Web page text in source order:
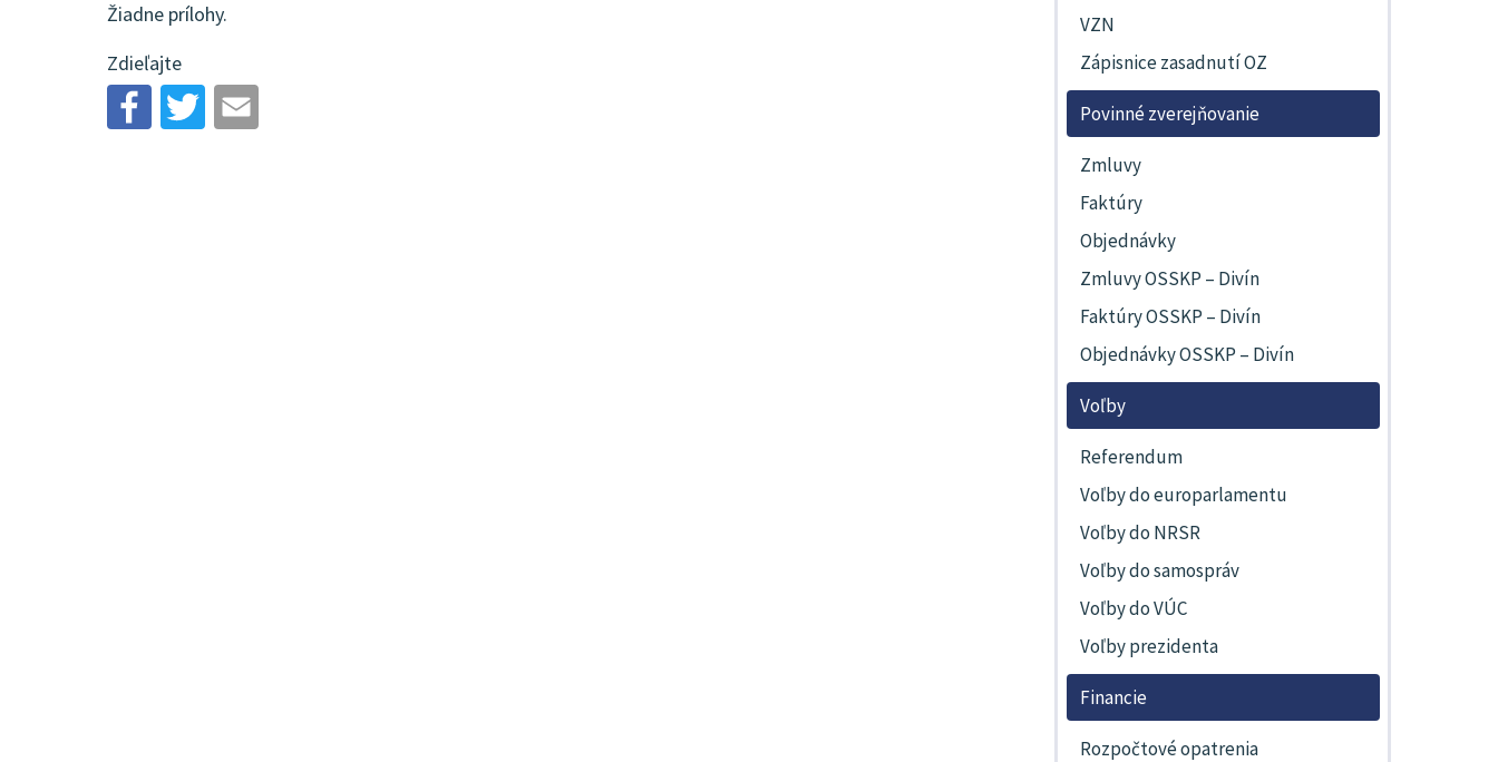
Žiadne prílohy.
Zdieľajte
VZN
Zápisnice zasadnutí OZ
Povinné zverejňovanie
Zmluvy
Faktúry
Objednávky
Zmluvy OSSKP – Divín
Faktúry OSSKP – Divín
Objednávky OSSKP – Divín
Voľby
Referendum
Voľby do europarlamentu
Voľby do NRSR
Voľby do samospráv
Voľby do VÚC
Voľby prezidenta
Financie
Rozpočtové opatrenia